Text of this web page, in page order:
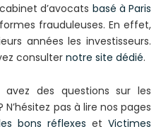
d’avocats basé à Paris
frauduleuses. En effet,
années les investisseurs.
consulter notre site dédié.
avez des questions sur les
pas à lire nos pages
bons réflexes et Victimes